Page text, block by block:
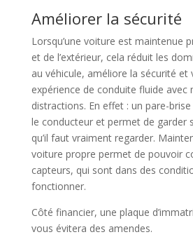
Améliorer la sécurité
Lorsqu’une voiture est maintenue
et de l’extérieur, cela réduit les
au véhicule, améliore la sécurité et
expérience de conduite fluide avec
distractions. En effet : un pare-
le conducteur et permet de garder
qu’il faut vraiment regarder.
voiture propre permet de pouvoir
capteurs, qui sont dans des
fonctionner.
Côté financier, une plaque
vous évitera des amendes.